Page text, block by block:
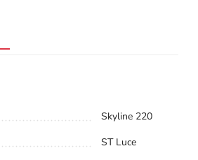
Skyline 220
ST Luce